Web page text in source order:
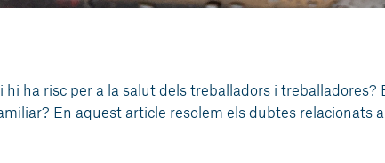
ha risc per a la salut dels treballadors i treballadores?
En aquest article resolem els dubtes relacionats